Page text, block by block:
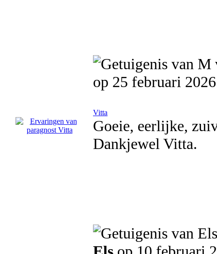
op 25 februari 2026
Vitta
Goeie, eerlijke,
Dankjewel Vitta.